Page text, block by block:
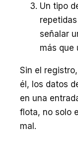
Un tipo
señalar
más que
Sin el
él, los datos
en una
flota, no solo
mal.